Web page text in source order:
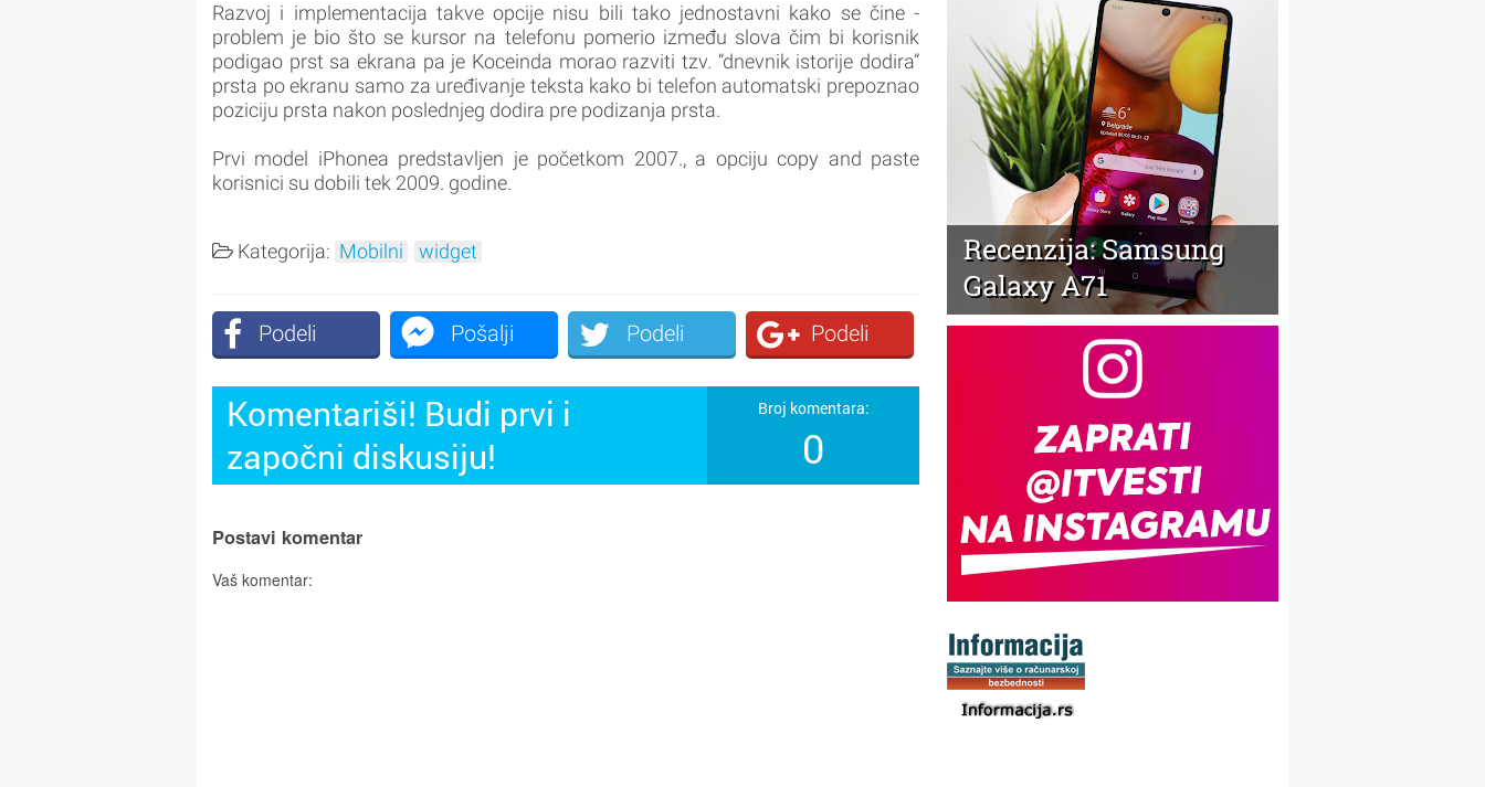
Razvoj i implementacija takve opcije nisu bili tako jednostavni kako se čine -
problem je bio što se kursor na telefonu pomerio između slova čim bi korisnik
podigao prst sa ekrana pa je Koceinda morao razviti tzv. “dnevnik istorije dodira”
prsta po ekranu samo za uređivanje teksta kako bi telefon automatski prepoznao
poziciju prsta nakon poslednjeg dodira pre podizanja prsta.
Prvi model iPhonea predstavljen je početkom 2007., a opciju copy and paste
korisnici su dobili tek 2009. godine.
Kategorija: Mobilni widget
Podeli Pošalji Podeli Podeli
Komentariši! Budi prvi i
započni diskusiju!
Broj komentara:
0
Postavi komentar
Vaš komentar:
Recenzija: Samsung
Galaxy A71